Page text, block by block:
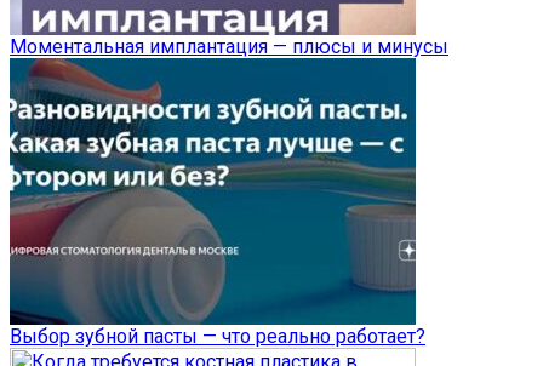
Моментальная имплантация — плюсы и минусы
Выбор зубной пасты — что реально работает?